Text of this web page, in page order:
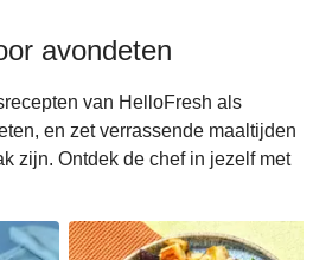
voor avondeten
voor avondeten
avondeten
van HelloFresh als
en zet verrassende maaltijden
zijn. Ontdek de chef in jezelf met